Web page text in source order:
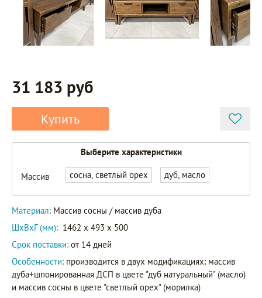
31 183 руб
Купить
Выберите характеристики
Массив сосна, светлый орех дуб, масло
Материал: Массив сосны / массив дуба
ШxВxГ (мм): 1462 x 493 x 500
Срок поставки: от 14 дней
Особенности: производится в двух модификациях: массив
дуба+шпонированная ДСП в цвете "дуб натуральный" (масло)
и массив сосны в цвете "светлый орех" (морилка)